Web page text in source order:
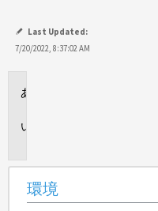
Last Updated:
7/20/2022, 8:37:02 AM
環境